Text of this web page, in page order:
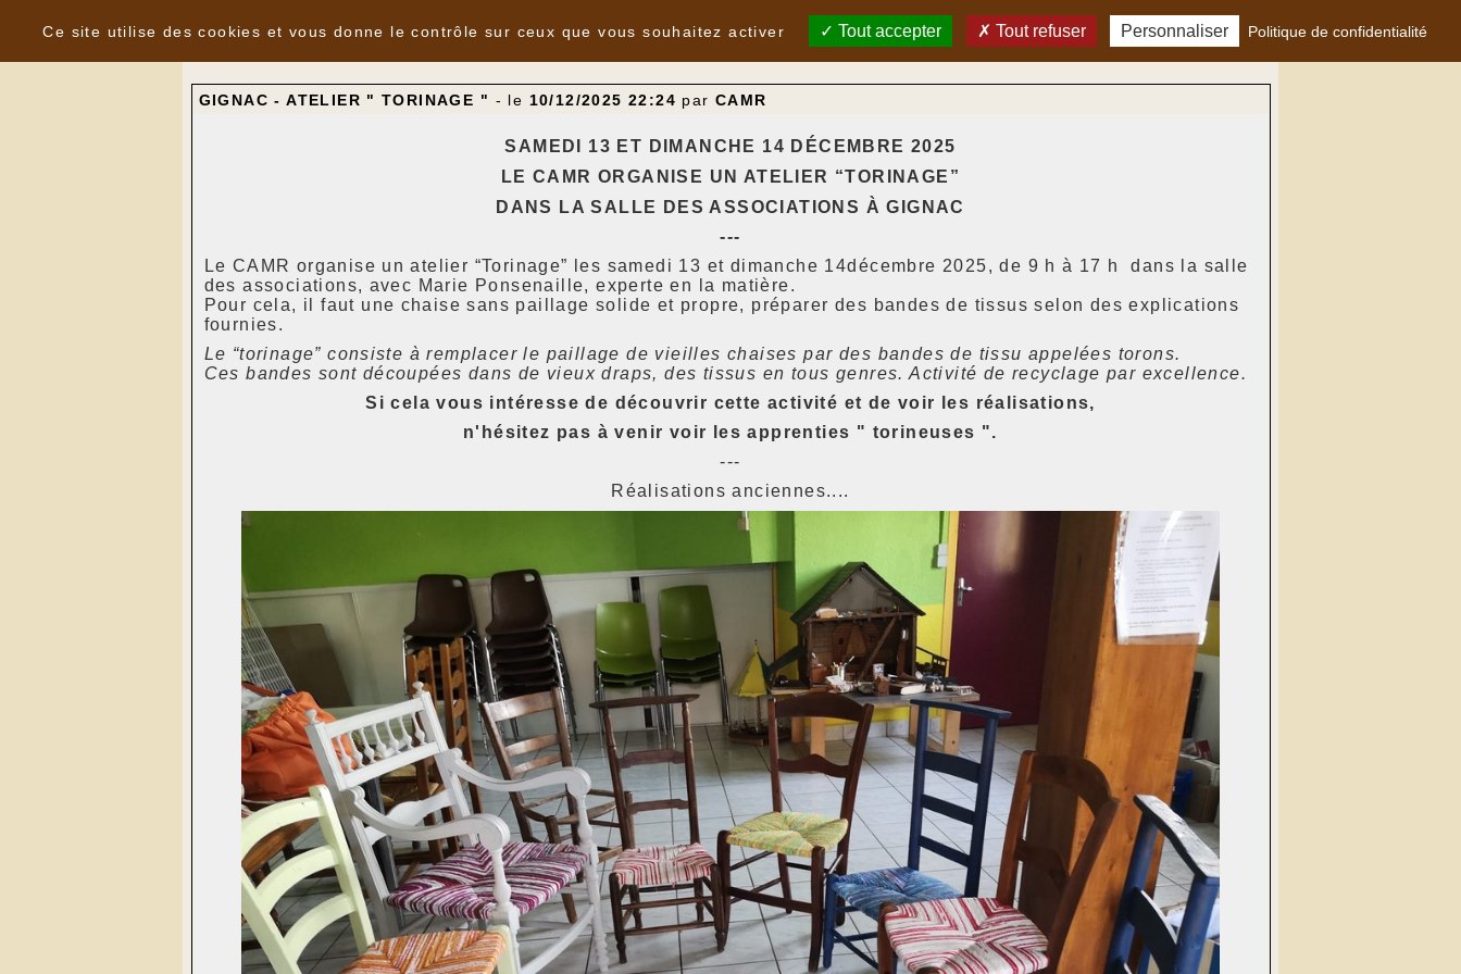
Nouvelles
GIGNAC - ATELIER " TORINAGE " - le 10/12/2025 22:24 par CAMR
SAMEDI 13 ET DIMANCHE 14 DÉCEMBRE 2025
LE CAMR ORGANISE UN ATELIER “TORINAGE”
DANS LA SALLE DES ASSOCIATIONS À GIGNAC
---
Le CAMR organise un atelier “Torinage” les samedi 13 et dimanche 14décembre 2025, de 9 h à 17 h dans la salle
des associations, avec Marie Ponsenaille, experte en la matière.
Pour cela, il faut une chaise sans paillage solide et propre, préparer des bandes de tissus selon des explications
fournies.
Le “torinage” consiste à remplacer le paillage de vieilles chaises par des bandes de tissu appelées torons.
Ces bandes sont découpées dans de vieux draps, des tissus en tous genres. Activité de recyclage par excellence.
Si cela vous intéresse de découvrir cette activité et de voir les réalisations,
n'hésitez pas à venir voir les apprenties " torineuses ".
---
Réalisations anciennes....
Ce site utilise des cookies et vous donne le contrôle sur ceux que vous souhaitez activer
Tout accepter Tout refuser Personnaliser Politique de confidentialité